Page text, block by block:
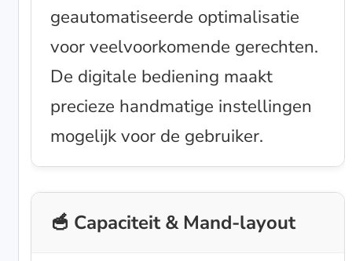
geautomatiseerde optimalisatie
voor veelvoorkomende gerechten.
De digitale bediening maakt
precieze handmatige instellingen
mogelijk voor de gebruiker.
🥣 Capaciteit & Mand-layout